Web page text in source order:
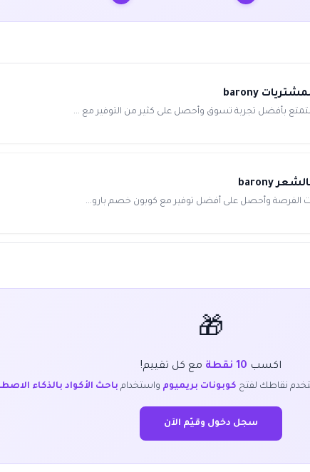
🎁
اكسب 10 نقطة مع كل تقييم!
نقاطك لفتح كوبونات بريميوم واستخدام باحث الأكواد بالذكاء
سجل دخول وقيّم الآن